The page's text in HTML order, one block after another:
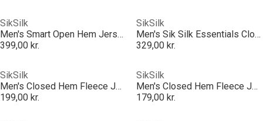
SikSilk
Men's Smart Open Hem Jersey Joggers
399,00 kr.
SikSilk
Men's Sik Silk Essentials Closed Hem Poly Joggers
329,00 kr.
SikSilk
Men's Closed Hem Fleece Joggers
199,00 kr.
SikSilk
Men's Closed Hem Fleece Joggers
179,00 kr.